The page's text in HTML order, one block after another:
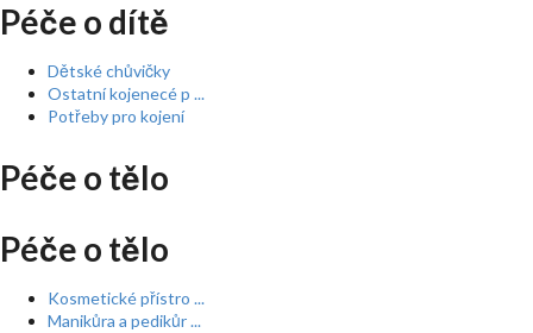
Péče o dítě
Dětské chůvičky
Ostatní kojenecé p ...
Potřeby pro kojení
Péče o tělo
Péče o tělo
Kosmetické přístro ...
Manikůra a pedikůr ...